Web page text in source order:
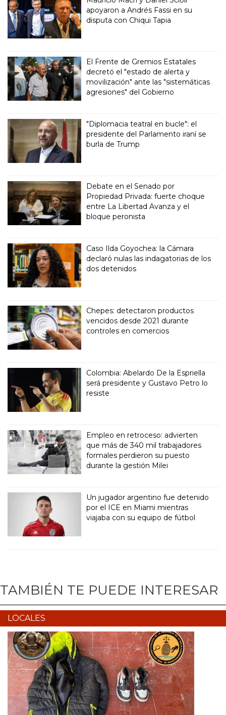
apoyaron a Andrés Fassi en su
disputa con Chiqui Tapia
El Frente de Gremios Estatales
decretó el "estado de alerta y
movilización" ante las "sistemáticas
agresiones" del Gobierno
"Diplomacia teatral en bucle": el
presidente del Parlamento iraní se
burla de Trump
Debate en el Senado por
Propiedad Privada: fuerte choque
entre La Libertad Avanza y el
bloque peronista
Caso Ilda Goyochea: la Cámara
declaró nulas las indagatorias de los
dos detenidos
Chepes: detectaron productos
vencidos desde 2021 durante
controles en comercios
Colombia: Abelardo De la Espriella
será presidente y Gustavo Petro lo
resiste
Empleo en retroceso: advierten
que más de 340 mil trabajadores
formales perdieron su puesto
durante la gestión Milei
Un jugador argentino fue detenido
por el ICE en Miami mientras
viajaba con su equipo de fútbol
TAMBIÉN TE PUEDE INTERESAR
LOCALES